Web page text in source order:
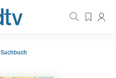
Sachbuch